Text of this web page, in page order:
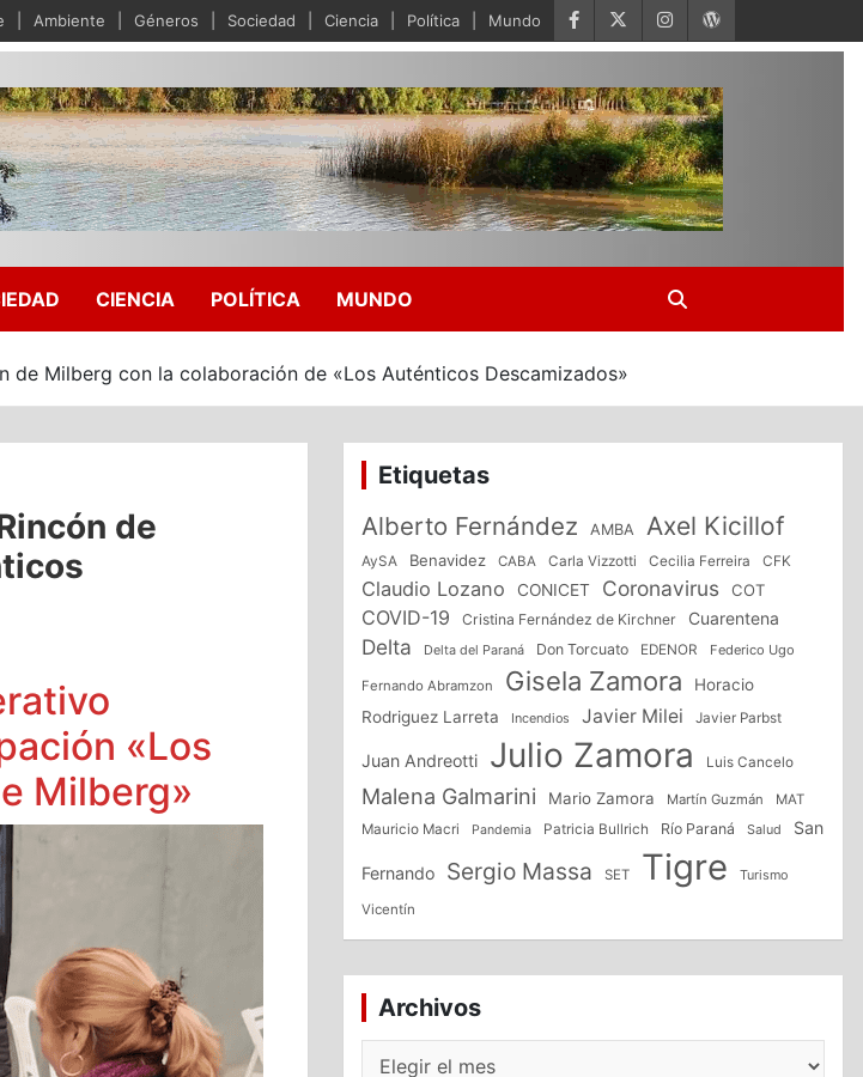
Ambiente Géneros Sociedad Ciencia Política Mundo
CIENCIA POLÍTICA MUNDO
de Milberg con la colaboración de «Los Auténticos Descamizados»
de
«Los
Milberg»
Etiquetas
Alberto Fernández AMBA Axel Kicillof
AySA Benavidez CABA Carla Vizzotti Cecilia Ferreira CFK
Claudio Lozano CONICET Coronavirus COT
COVID-19 Cristina Fernández de Kirchner Cuarentena
Delta Delta del Paraná Don Torcuato EDENOR Federico Ugo
Fernando Abramzon Gisela Zamora
Horacio
Rodriguez Larreta
Incendios Javier Milei Javier Parbst
Juan Andreotti Julio Zamora Luis Cancelo
Malena Galmarini Mario Zamora Martín Guzmán
MAT
Mauricio Macri
Pandemia Patricia Bullrich Río Paraná Salud San
Fernando Sergio Massa SET Tigre Turismo
Vicentín
Archivos
Archivos